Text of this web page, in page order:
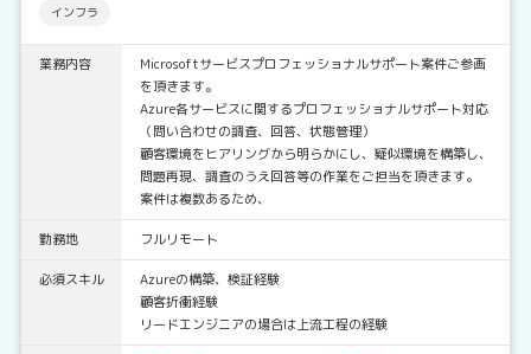
インフラ
業務内容
Microsoftサービスプロフェッショナルサポート案件ご参画
を頂きます。
Azure各サービスに関するプロフェッショナルサポート対応
（問い合わせの調査、回答、状態管理）
顧客環境をヒアリングから明らかにし、疑似環境を構築し、
問題再現、調査のうえ回答等の作業をご担当を頂きます。
案件は複数あるため、
勤務地 フルリモート
必須スキル
Azureの構築、検証経験
顧客折衝経験
リードエンジニアの場合は上流工程の経験